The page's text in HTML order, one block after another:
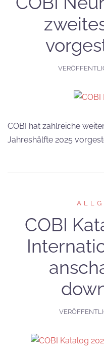
COBI hat zahlreiche
Jahreshälfte 2025
COBI